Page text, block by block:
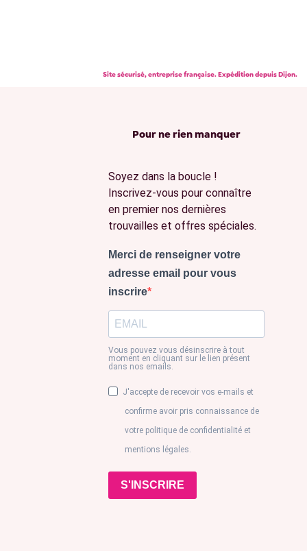
Site sécurisé, entreprise française. Expédition depuis Dijon.
Pour ne rien manquer
Soyez dans la boucle !
Inscrivez-vous pour connaître
en premier nos dernières
trouvailles et offres spéciales.
Merci de renseigner votre
adresse email pour vous
inscrire
Vous pouvez vous désinscrire à tout
moment en cliquant sur le lien présent
dans nos emails.
J'accepte de recevoir vos e-mails et
confirme avoir pris connaissance de
votre politique de confidentialité et
mentions légales.
S'INSCRIRE